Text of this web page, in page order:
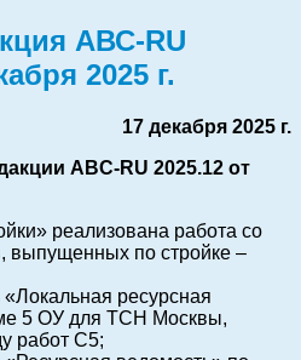
АВС-RU
2025 г.
17 декабря 2025 г.
ABC-RU 2025.12 от
реализована работа со
выпущенных по стройке –
ресурсная
5 ОУ для ТСН Москвы,
работ С5;